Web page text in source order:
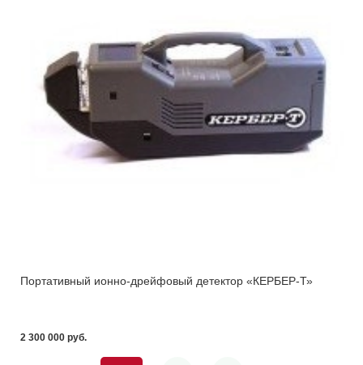
Портативный ионно-дрейфовый детектор «КЕРБЕР-Т»
2 300 000 pуб.